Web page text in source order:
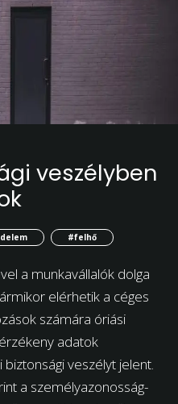
veszélyben
#felhő
a munkavállalók dolga
elérhetik a céges
számára óriási
adatok
veszélyt jelent.
a személyazonosság-